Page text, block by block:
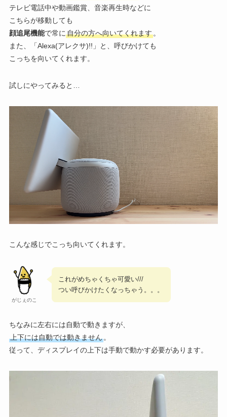
テレビ電話中や動画鑑賞、音楽再生時などに
こちらが移動しても
顔追尾機能で常に 自分の方へ向いてくれます。
また、「Alexa(アレクサ)!!」と、呼びかけても
こっちを向いてくれます。
試しにやってみると…
こんな感じでこっち向いてくれます。
がじぇのこ
これがめちゃくちゃ可愛い///
つい呼びかけたくなっちゃう。。。
ちなみに左右には自動で動きますが、
上下には自動では動きません。
従って、ディスプレイの上下は手動で動かす必要があります。